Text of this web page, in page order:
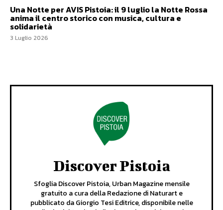
Una Notte per AVIS Pistoia: il 9 luglio la Notte Rossa
anima il centro storico con musica, cultura e
solidarietà
3 Luglio 2026
Discover Pistoia
Sfoglia Discover Pistoia, Urban Magazine mensile
gratuito a cura della Redazione di Naturart e
pubblicato da Giorgio Tesi Editrice, disponibile nelle